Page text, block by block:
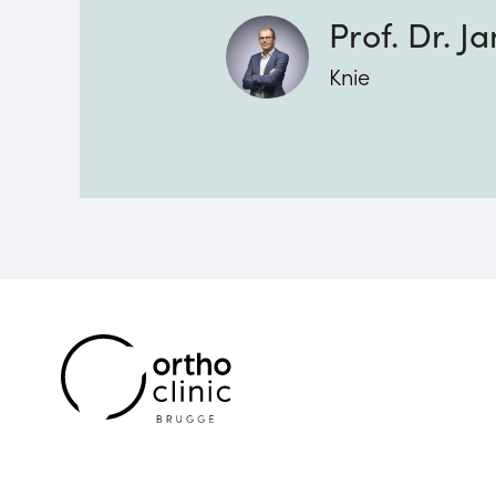
Prof. Dr.
Knie